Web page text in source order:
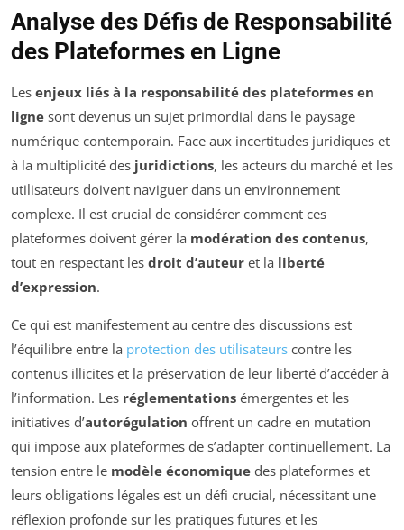
Analyse des Défis de Responsabilité
des Plateformes en Ligne
Les enjeux liés à la responsabilité des plateformes en
ligne sont devenus un sujet primordial dans le paysage
numérique contemporain. Face aux incertitudes juridiques et
à la multiplicité des juridictions, les acteurs du marché et les
utilisateurs doivent naviguer dans un environnement
complexe. Il est crucial de considérer comment ces
plateformes doivent gérer la modération des contenus,
tout en respectant les droit d’auteur et la liberté
d’expression.
Ce qui est manifestement au centre des discussions est
l’équilibre entre la protection des utilisateurs contre les
contenus illicites et la préservation de leur liberté d’accéder à
l’information. Les réglementations émergentes et les
initiatives d’autorégulation offrent un cadre en mutation
qui impose aux plateformes de s’adapter continuellement. La
tension entre le modèle économique des plateformes et
leurs obligations légales est un défi crucial, nécessitant une
réflexion profonde sur les pratiques futures et les